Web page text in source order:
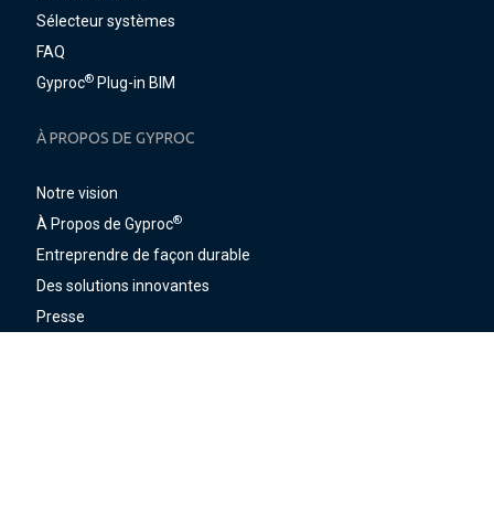
Sélecteur systèmes
FAQ
Gyproc® Plug-in BIM
À PROPOS DE GYPROC
Notre vision
À Propos de Gyproc®
Entreprendre de façon durable
Des solutions innovantes
Presse